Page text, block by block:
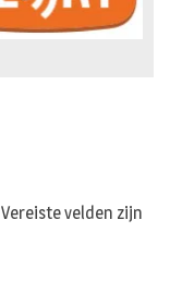
Vereiste velden zijn